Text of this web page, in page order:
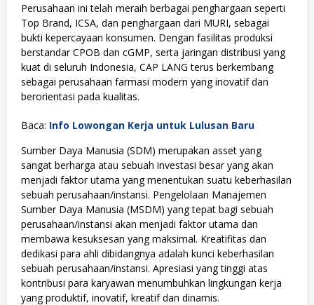
Perusahaan ini telah meraih berbagai penghargaan seperti
Top Brand, ICSA, dan penghargaan dari MURI, sebagai
bukti kepercayaan konsumen. Dengan fasilitas produksi
berstandar CPOB dan cGMP, serta jaringan distribusi yang
kuat di seluruh Indonesia, CAP LANG terus berkembang
sebagai perusahaan farmasi modern yang inovatif dan
berorientasi pada kualitas.
Baca: Info Lowongan Kerja untuk Lulusan Baru
Sumber Daya Manusia (SDM) merupakan asset yang
sangat berharga atau sebuah investasi besar yang akan
menjadi faktor utama yang menentukan suatu keberhasilan
sebuah perusahaan/instansi. Pengelolaan Manajemen
Sumber Daya Manusia (MSDM) yang tepat bagi sebuah
perusahaan/instansi akan menjadi faktor utama dan
membawa kesuksesan yang maksimal. Kreatifitas dan
dedikasi para ahli dibidangnya adalah kunci keberhasilan
sebuah perusahaan/instansi. Apresiasi yang tinggi atas
kontribusi para karyawan menumbuhkan lingkungan kerja
yang produktif, inovatif, kreatif dan dinamis.